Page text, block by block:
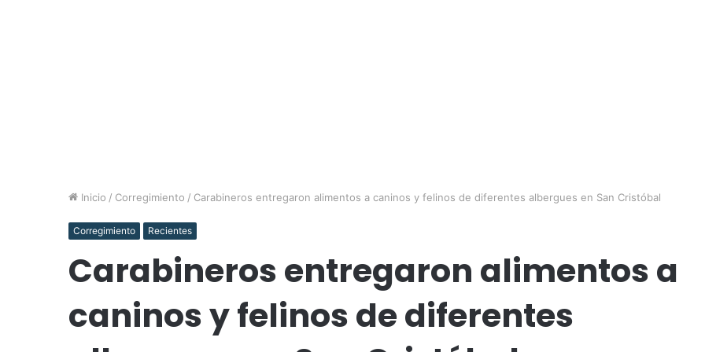
Inicio / Corregimiento / Carabineros entregaron alimentos a caninos y felinos de diferentes albergues en San Cristóbal
Corregimiento Recientes
Carabineros entregaron alimentos a
caninos y felinos de diferentes